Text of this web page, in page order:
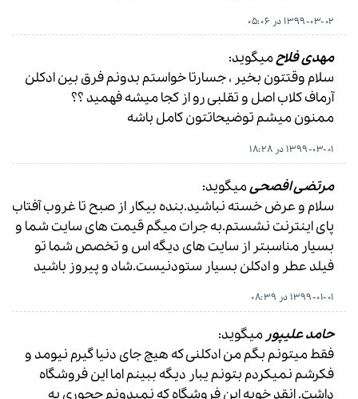
1399-03-02 در 05:06
مهدی فلاحمیگوید:
سلام وقتتون بخیر ، جسارتا خواستم بدونم فرق بین ادکلن
آرماف کلاب اصل و تقلبی رو از کجا میشه فهمید ؟؟
ممنون میشم توضیحاتتون کامل باشه
1399-03-01 در 18:28
مرتضی افصحیمیگوید:
سلام و عرض خسته نباشید.بنده بیکار از صبح تا غروب آفتاب
پای اینترنت نشستم.به جرات میگم قیمت های سایت شما و
بسیار مناسبتر از سایت های دیگه اس و تخصص شما تو
فیلد عطر و ادکلن بسیار ستودنیست.شاد و پیروز باشید
1399-01-01 در 08:39
حامد علیپور میگوید:
فقط میتونم بگم من ادکلنی که هیچ جای دنیا گیرم نیومد و
فکرشم نمیکردم بتونم یبار دیگه ببینم اما این فروشگاه
داشت. انقد خوبه این فروشگاه که نمیدونم‌ چجوری به